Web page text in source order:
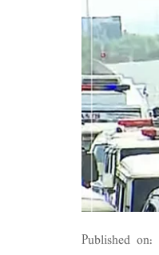
Published on: